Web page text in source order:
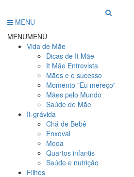
MENU
MENUMENU
Vida de Mãe
Dicas de It Mãe
It Mãe Entrevista
Mães e o sucesso
Momento "Eu mereço"
Mães pelo Mundo
Saúde de Mãe
It-grávida
Chá de Bebê
Enxoval
Moda
Quartos infantis
Saúde e nutrição
Filhos